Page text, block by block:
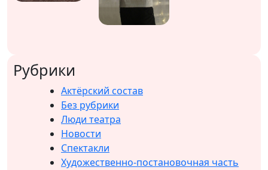
Рубрики
Актёрский состав
Без рубрики
Люди театра
Новости
Спектакли
Художественно-постановочная часть